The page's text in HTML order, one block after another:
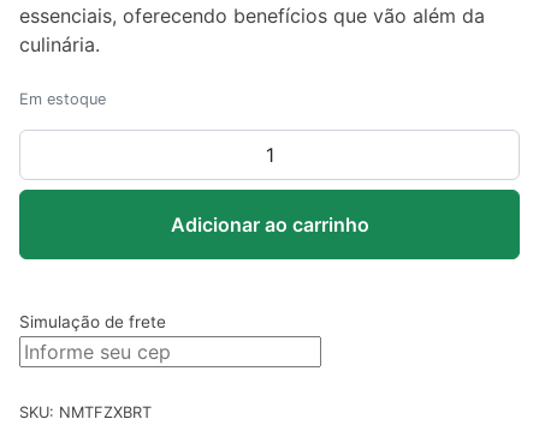
essenciais, oferecendo benefícios que vão além da
culinária.
Em estoque
de
Coco
500ml
quantidade
Adicionar ao carrinho
Simulação de frete
SKU: NMTFZXBRT